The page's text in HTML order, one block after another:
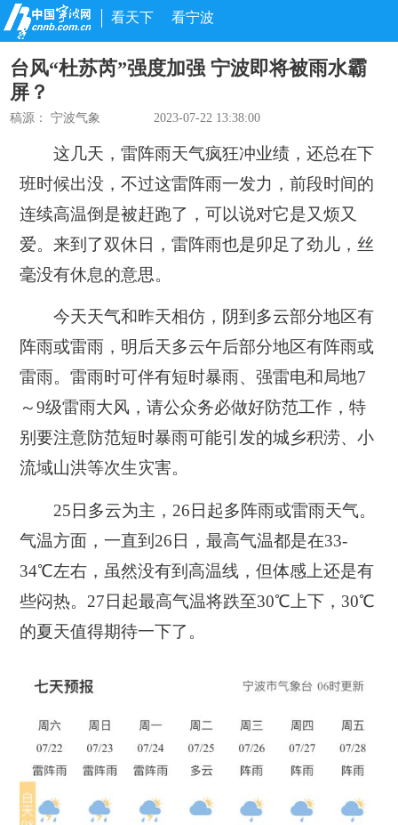
看天下 看宁波
台风“杜苏芮”强度加强 宁波即将被雨水霸
屏？
稿源：宁波气象 2023-07-22 13:38:00
这几天，雷阵雨天气疯狂冲业绩，还总在下
班时候出没，不过这雷阵雨一发力，前段时间的
连续高温倒是被赶跑了，可以说对它是又烦又
爱。来到了双休日，雷阵雨也是卯足了劲儿，丝
毫没有休息的意思。
今天天气和昨天相仿，阴到多云部分地区有
阵雨或雷雨，明后天多云午后部分地区有阵雨或
雷雨。雷雨时可伴有短时暴雨、强雷电和局地7
～9级雷雨大风 ，请公众务必做好防范工作，特
别要注意防范短时暴雨可能引发的城乡积涝、小
流域山洪等次生灾害。
25日多云为主，26日起多阵雨或雷雨天气。
气温方面，一直到26日，最高气温都是在33-
34℃左右 ，虽然没有到高温线，但体感上还是有
些闷热。27日起最高气温将跌至30℃上下，30℃
的夏天值得期待一下了。